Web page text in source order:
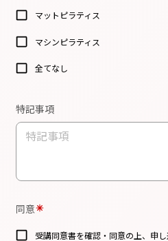
項、注意事項などの規約に